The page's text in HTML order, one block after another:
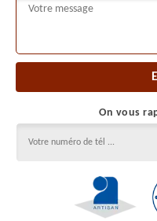
On vous